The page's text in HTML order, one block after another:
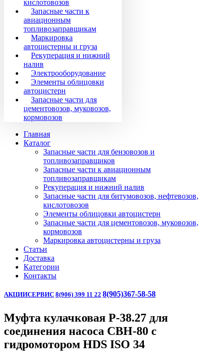
кислотовозов
Запасные части к
авиационным
топливозаправщикам
Маркировка
автоцистерны и груза
Рекуперация и нижний
налив
Электрооборудование
Элементы облицовки
автоцистерн
Запасные части для
цементовозов, муковозов,
кормовозов
Главная
Каталог
Запасные части для бензовозов и
топливозаправщиков
Запасные части к авиационным
топливозаправщикам
Рекуперация и нижний налив
Запасные части для битумовозов, нефтевозов,
кислотовозов
Элементы облицовки автоцистерн
Запасные части для цементовозов, муковозов,
кормовозов
Маркировка автоцистерны и груза
Статьи
Доставка
Категории
Контакты
АКЦИИСЕРВИС 8(906) 399 11 22 8(905)367-58-58
Муфта кулачковая Р-38.27 для
соединения насоса СВН-80 с
гидромотором HDS ISO 34